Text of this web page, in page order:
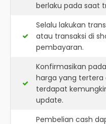
berlaku pada saat
Selalu lakukan
atau transaksi di
pembayaran.
Konfirmasikan
harga yang tertera
terdapat
update.
Pembelian cash